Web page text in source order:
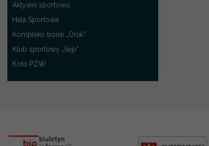
Aktywni sportowo
Hala Sportowa
Kompleks boisk „Orlik”
Klub sportowy „Sęp”
Koło PZW